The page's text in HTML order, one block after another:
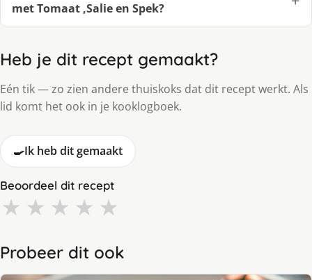
met Tomaat ,Salie en Spek?
Heb je dit recept gemaakt?
Eén tik — zo zien andere thuiskoks dat dit recept werkt. Als
lid komt het ook in je kooklogboek.
🍳Ik heb dit gemaakt
Beoordeel dit recept
★ ★ ★ ★ ★
Probeer dit ook